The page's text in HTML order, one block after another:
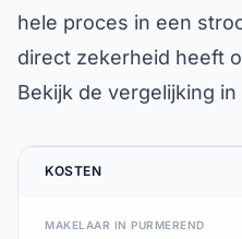
hele proces in een
direct zekerheid heeft
Bekijk de vergelijking
KOSTEN
MAKELAAR IN PURMEREND